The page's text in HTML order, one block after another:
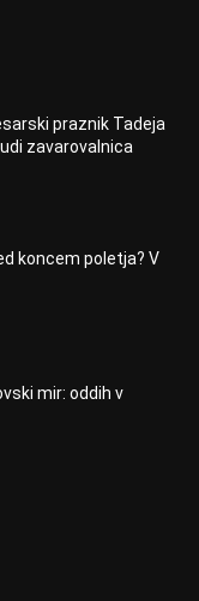
praznik Tadeja
zavarovalnica
koncem poletja? V
mir: oddih v